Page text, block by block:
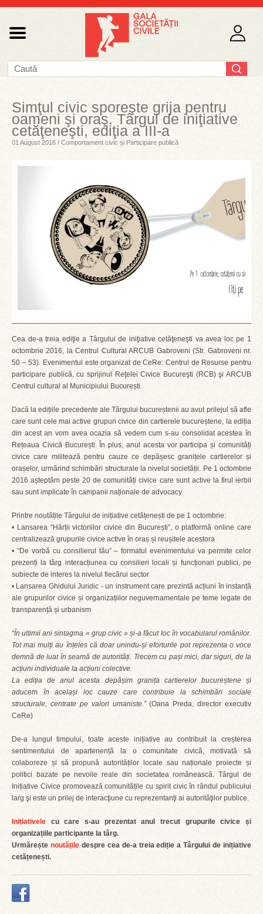
Simţul civic sporeşte grija pentru
oameni şi oraş. Târgul de iniţiative
cetăţeneşti, ediţia a III-a
01 August 2016 / Comportament civic și Participare publică
Cea de-a treia ediţie a Târgului de iniţiative cetăţeneşti va avea loc pe 1
octombrie 2016, la Centrul Cultural ARCUB Gabroveni (Str. Gabroveni nr.
50 – 53). Evenimentul este organizat de CeRe: Centrul de Resurse pentru
participare publică, cu sprijinul Reţelei Civice Bucureşti (RCB) şi ARCUB
Centrul cultural al Municipiului București.
Dacă la edițiile precedente ale Târgului bucureștenii au avut prilejul să afle
care sunt cele mai active grupuri civice din cartierele bucureștene, la ediția
din acest an vom avea ocazia să vedem cum s-au consolidat acestea în
Rețeaua Civică București. În plus, anul acesta vor participa și comunități
civice care militează pentru cauze ce depășesc granițele cartierelor și
orașelor, urmărind schimbări structurale la nivelul societății. Pe 1 octombrie
2016 așteptăm peste 20 de comunități civice care sunt active la firul ierbii
sau sunt implicate în campanii naționale de advocacy.
Printre noutățile Târgului de inițiative cetățenești de pe 1 octombrie:
• Lansarea “Hărții victoriilor civice din București”, o platformă online care
centralizează grupurile civice active în oraș și reușitele acestora
• “De vorbă cu consilierul tău” – formatul evenimentului va permite celor
prezenți la târg interacțiunea cu consilieri locali și funcționari publici, pe
subiecte de interes la nivelul fiecărui sector
• Lansarea Ghidului Juridic - un instrument care prezintă acțiuni în instanță
ale grupurilor civice și organizațiilor neguvernamentale pe teme legate de
transparență și urbanism
“În ultimii ani sintagma « grup civic » și-a făcut loc în vocabularul românilor.
Tot mai mulți au înțeles că doar unindu-și eforturile pot reprezenta o voce
demnă de luat în seamă de autorități. Trecem cu pași mici, dar siguri, de la
acțiuni individuale la acțiuni colective.
La ediția de anul acesta depășim granița cartierelor bucureștene și
aducem în același loc cauze care contribuie la schimbări sociale
structurale, centrate pe valori umaniste.”(Oana Preda, director executiv
CeRe)
De-a lungul timpului, toate aceste inițiative au contribuit la creșterea
sentimentului de apartenență la o comunitate civică, motivată să
colaboreze și să propună autorităților locale sau naționale proiecte și
politici bazate pe nevoile reale din societatea românească. Târgul de
Inițiative Civice promovează comunitățile cu spirit civic în rândul publicului
larg şi este un prilej de interacţiune cu reprezentanţi ai autorităţilor publice.
Inițiativele cu care s-au prezentat anul trecut grupurile civice și
organizațiile participante la târg.
Urmărește noutățiledespre cea de-a treia ediție a Târgului de inițiative
cetățenești.